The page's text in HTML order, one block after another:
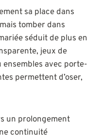
sa place dans
tomber dans
séduit de plus en
jeux de
avec porte-
permettent d’oser,
un prolongement
continuité